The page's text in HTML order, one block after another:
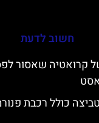
חשוב לדעת
של קרואטיה שאסור
כולל רכבת